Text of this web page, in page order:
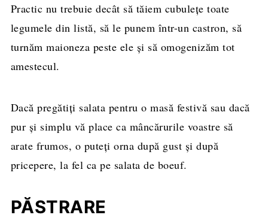
Practic nu trebuie decât să tăiem cubulețe toate
legumele din listă, să le punem într-un castron, să
turnăm maioneza peste ele și să omogenizăm tot
amestecul.
Dacă pregătiți salata pentru o masă festivă sau dacă
pur și simplu vă place ca mâncărurile voastre să
arate frumos, o puteți orna după gust și după
pricepere, la fel ca pe salata de boeuf.
PĂSTRARE